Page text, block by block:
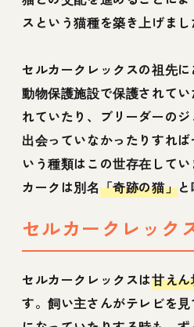
スという猫種を築き上げまし
セルカークレックスの祖先
動物保護施設で保護されて
れていたり、ブリーダーの
出会っていなかったりすれ
いう種類はこの世存在して
カークは別名「奇跡の猫」
セルカークレック
セルカークレックスは甘え
す。飼い主さんがテレビを